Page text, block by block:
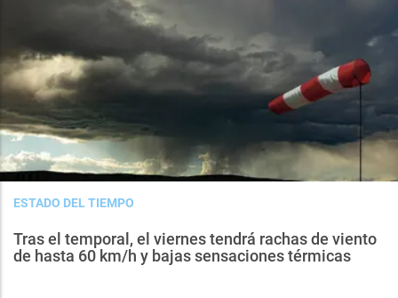
ESTADO DEL TIEMPO
Tras el temporal, el viernes tendrá rachas de viento
de hasta 60 km/h y bajas sensaciones térmicas